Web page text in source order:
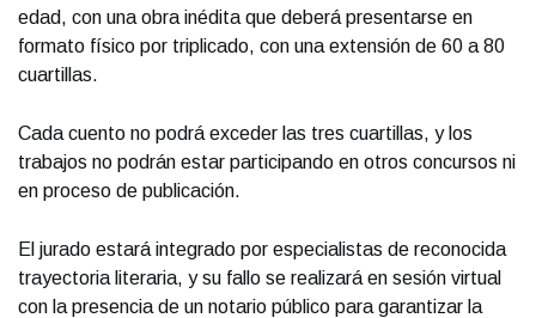
edad, con una obra inédita que deberá presentarse en
formato físico por triplicado, con una extensión de 60 a 80
cuartillas.
Cada cuento no podrá exceder las tres cuartillas, y los
trabajos no podrán estar participando en otros concursos ni
en proceso de publicación.
El jurado estará integrado por especialistas de reconocida
trayectoria literaria, y su fallo se realizará en sesión virtual
con la presencia de un notario público para garantizar la